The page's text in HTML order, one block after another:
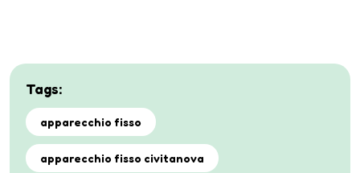
Tags:
apparecchio fisso
apparecchio fisso civitanova